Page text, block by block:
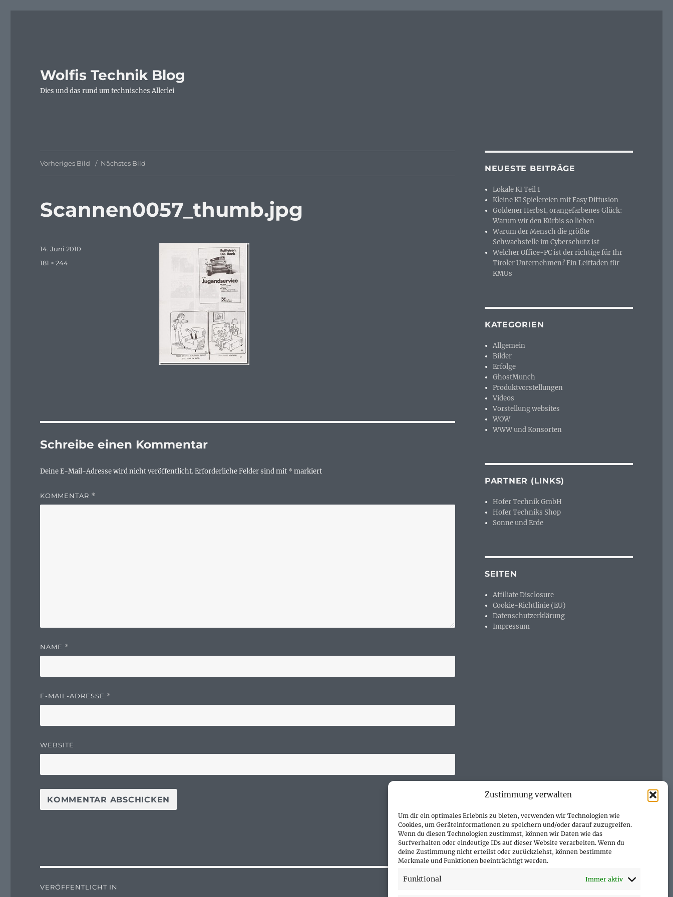
Zustimmung verwalten
Um dir ein optimales Erlebnis zu bieten, verwenden wir Technologien wie
Cookies, um Geräteinformationen zu speichern und/oder darauf zuzugreifen.
Wenn du diesen Technologien zustimmst, können wir Daten wie das
Surfverhalten oder eindeutige IDs auf dieser Website verarbeiten. Wenn du
deine Zustimmung nicht erteilst oder zurückziehst, können bestimmte
Merkmale und Funktionen beeinträchtigt werden.
Funktional Immer aktiv
Wolfis Technik Blog
Dies und das rund um technisches Allerlei
Vorheriges Bild Nächstes Bild
Scannen0057_thumb.jpg
Veröffentlicht
14. Juni 2010
Originalgröße
181 × 244
Schreibe einen Kommentar
Deine E-Mail-Adresse wird nicht veröffentlicht.Erforderliche Felder sind mit * markiert
KOMMENTAR *
NAME *
E-MAIL-ADRESSE *
WEBSITE
VERÖFFENTLICHT IN
NEUESTE BEITRÄGE
Lokale KI Teil 1
Kleine KI Spielereien mit Easy Diffusion
Goldener Herbst, orangefarbenes Glück:
Warum wir den Kürbis so lieben
Warum der Mensch die größte
Schwachstelle im Cyberschutz ist
Welcher Office-PC ist der richtige für Ihr
Tiroler Unternehmen? Ein Leitfaden für
KMUs
KATEGORIEN
Allgemein
Bilder
Erfolge
GhostMunch
Produktvorstellungen
Videos
Vorstellung websites
WOW
WWW und Konsorten
PARTNER (LINKS)
Hofer Technik GmbH
Hofer Techniks Shop
Sonne und Erde
SEITEN
Affiliate Disclosure
Cookie-Richtlinie (EU)
Datenschutzerklärung
Impressum